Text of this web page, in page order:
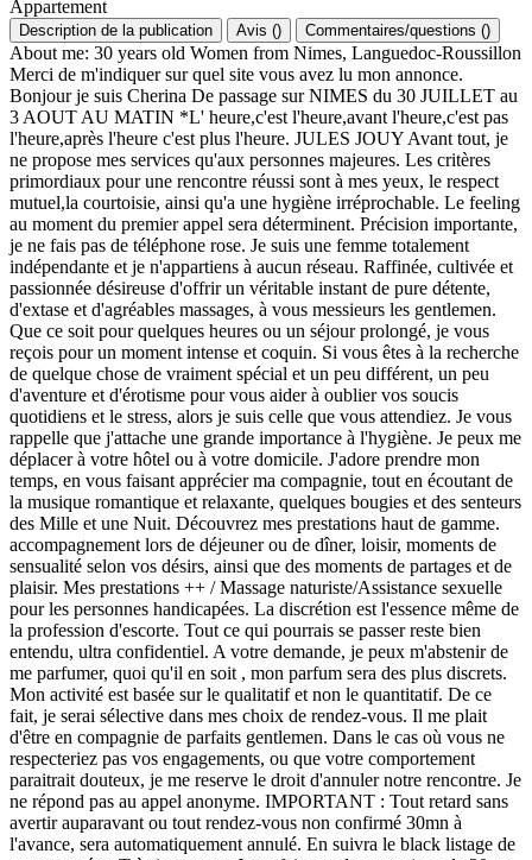
Appartement
Description de la publication Avis () Commentaires/questions ()
About me: 30 years old Women from Nimes, Languedoc-Roussillon
Merci de m'indiquer sur quel site vous avez lu mon annonce.
Bonjour je suis Cherina De passage sur NIMES du 30 JUILLET au
3 AOUT AU MATIN *L' heure,c'est l'heure,avant l'heure,c'est pas
l'heure,après l'heure c'est plus l'heure. JULES JOUY Avant tout, je
ne propose mes services qu'aux personnes majeures. Les critères
primordiaux pour une rencontre réussi sont à mes yeux, le respect
mutuel,la courtoisie, ainsi qu'a une hygiène irréprochable. Le feeling
au moment du premier appel sera déterminent. Précision importante,
je ne fais pas de téléphone rose. Je suis une femme totalement
indépendante et je n'appartiens à aucun réseau. Raffinée, cultivée et
passionnée désireuse d'offrir un véritable instant de pure détente,
d'extase et d'agréables massages, à vous messieurs les gentlemen.
Que ce soit pour quelques heures ou un séjour prolongé, je vous
reçois pour un moment intense et coquin. Si vous êtes à la recherche
de quelque chose de vraiment spécial et un peu différent, un peu
d'aventure et d'érotisme pour vous aider à oublier vos soucis
quotidiens et le stress, alors je suis celle que vous attendiez. Je vous
rappelle que j'attache une grande importance à l'hygiène. Je peux me
déplacer à votre hôtel ou à votre domicile. J'adore prendre mon
temps, en vous faisant apprécier ma compagnie, tout en écoutant de
la musique romantique et relaxante, quelques bougies et des senteurs
des Mille et une Nuit. Découvrez mes prestations haut de gamme.
accompagnement lors de déjeuner ou de dîner, loisir, moments de
sensualité selon vos désirs, ainsi que des moments de partages et de
plaisir. Mes prestations ++ / Massage naturiste/Assistance sexuelle
pour les personnes handicapées. La discrétion est l'essence même de
la profession d'escorte. Tout ce qui pourrais se passer reste bien
entendu, ultra confidentiel. A votre demande, je peux m'abstenir de
me parfumer, quoi qu'il en soit , mon parfum sera des plus discrets.
Mon activité est basée sur le qualitatif et non le quantitatif. De ce
fait, je serai sélective dans mes choix de rendez-vous. Il me plait
d'être en compagnie de parfaits gentlemen. Dans le cas où vous ne
respecteriez pas vos engagements, ou que votre comportement
paraitrait douteux, je me reserve le droit d'annuler notre rencontre. Je
ne répond pas au appel anonyme. IMPORTANT : Tout retard sans
avertir auparavant ou tout rendez-vous non confirmé 30mn à
l'avance, sera automatiquement annulé. En suivra le black listage de